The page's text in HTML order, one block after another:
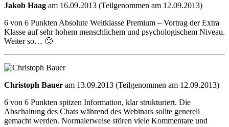
Jakob Haag am 16.09.2013 (Teilgenommen am 12.09.2013)
6 von 6 Punkten Absolute Weltklasse Premium – Vortrag der Extra
Klasse auf sehr hohem menschlichem und psychologischem Niveau.
Weiter so… 🙂
Christoph Bauer am 13.09.2013 (Teilgenommen am 12.09.2013)
6 von 6 Punkten spitzen Information, klar strukturiert. Die
Abschaltung des Chats während des Webinars sollte generell
gemacht werden. Normalerweise stören viele Kommentare und